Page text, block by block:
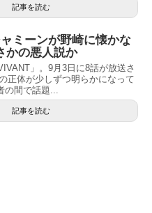
記事を読む
ャミーンが野崎に懐かな
かの悪人説か
」。9月3日に8話が放送さ
正体が少しずつ明らかになって
の間で話題...
記事を読む